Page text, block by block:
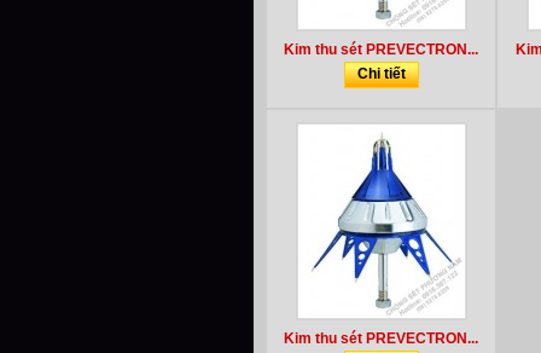
Kim thu sét PREVECTRON...
Chi tiết
Kim thu sét PREVECTRON...